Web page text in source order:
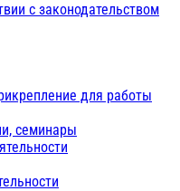
с законодательством
для работы
семинары